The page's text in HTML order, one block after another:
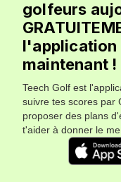
golfeurs
l'application
maintenant !
Teech Golf est
suivre tes scores par
proposer des plans
t'aider à donner le